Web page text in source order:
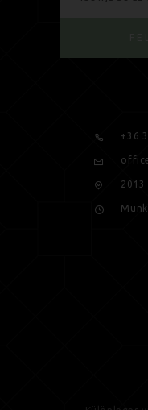
+36
2013